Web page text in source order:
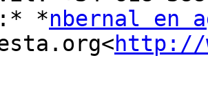
*nbernal en
http://